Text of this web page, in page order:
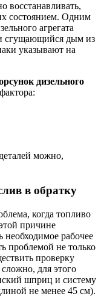
восстанавливать,
состоянием. Одним
агрегата
сгущающийся дым из
указывают на
дизельного
можно,
в обратку
когда топливо
причине
необходимое рабочее
проблемой не только
проверку
для этого
шприц и систему
не менее 45 см).